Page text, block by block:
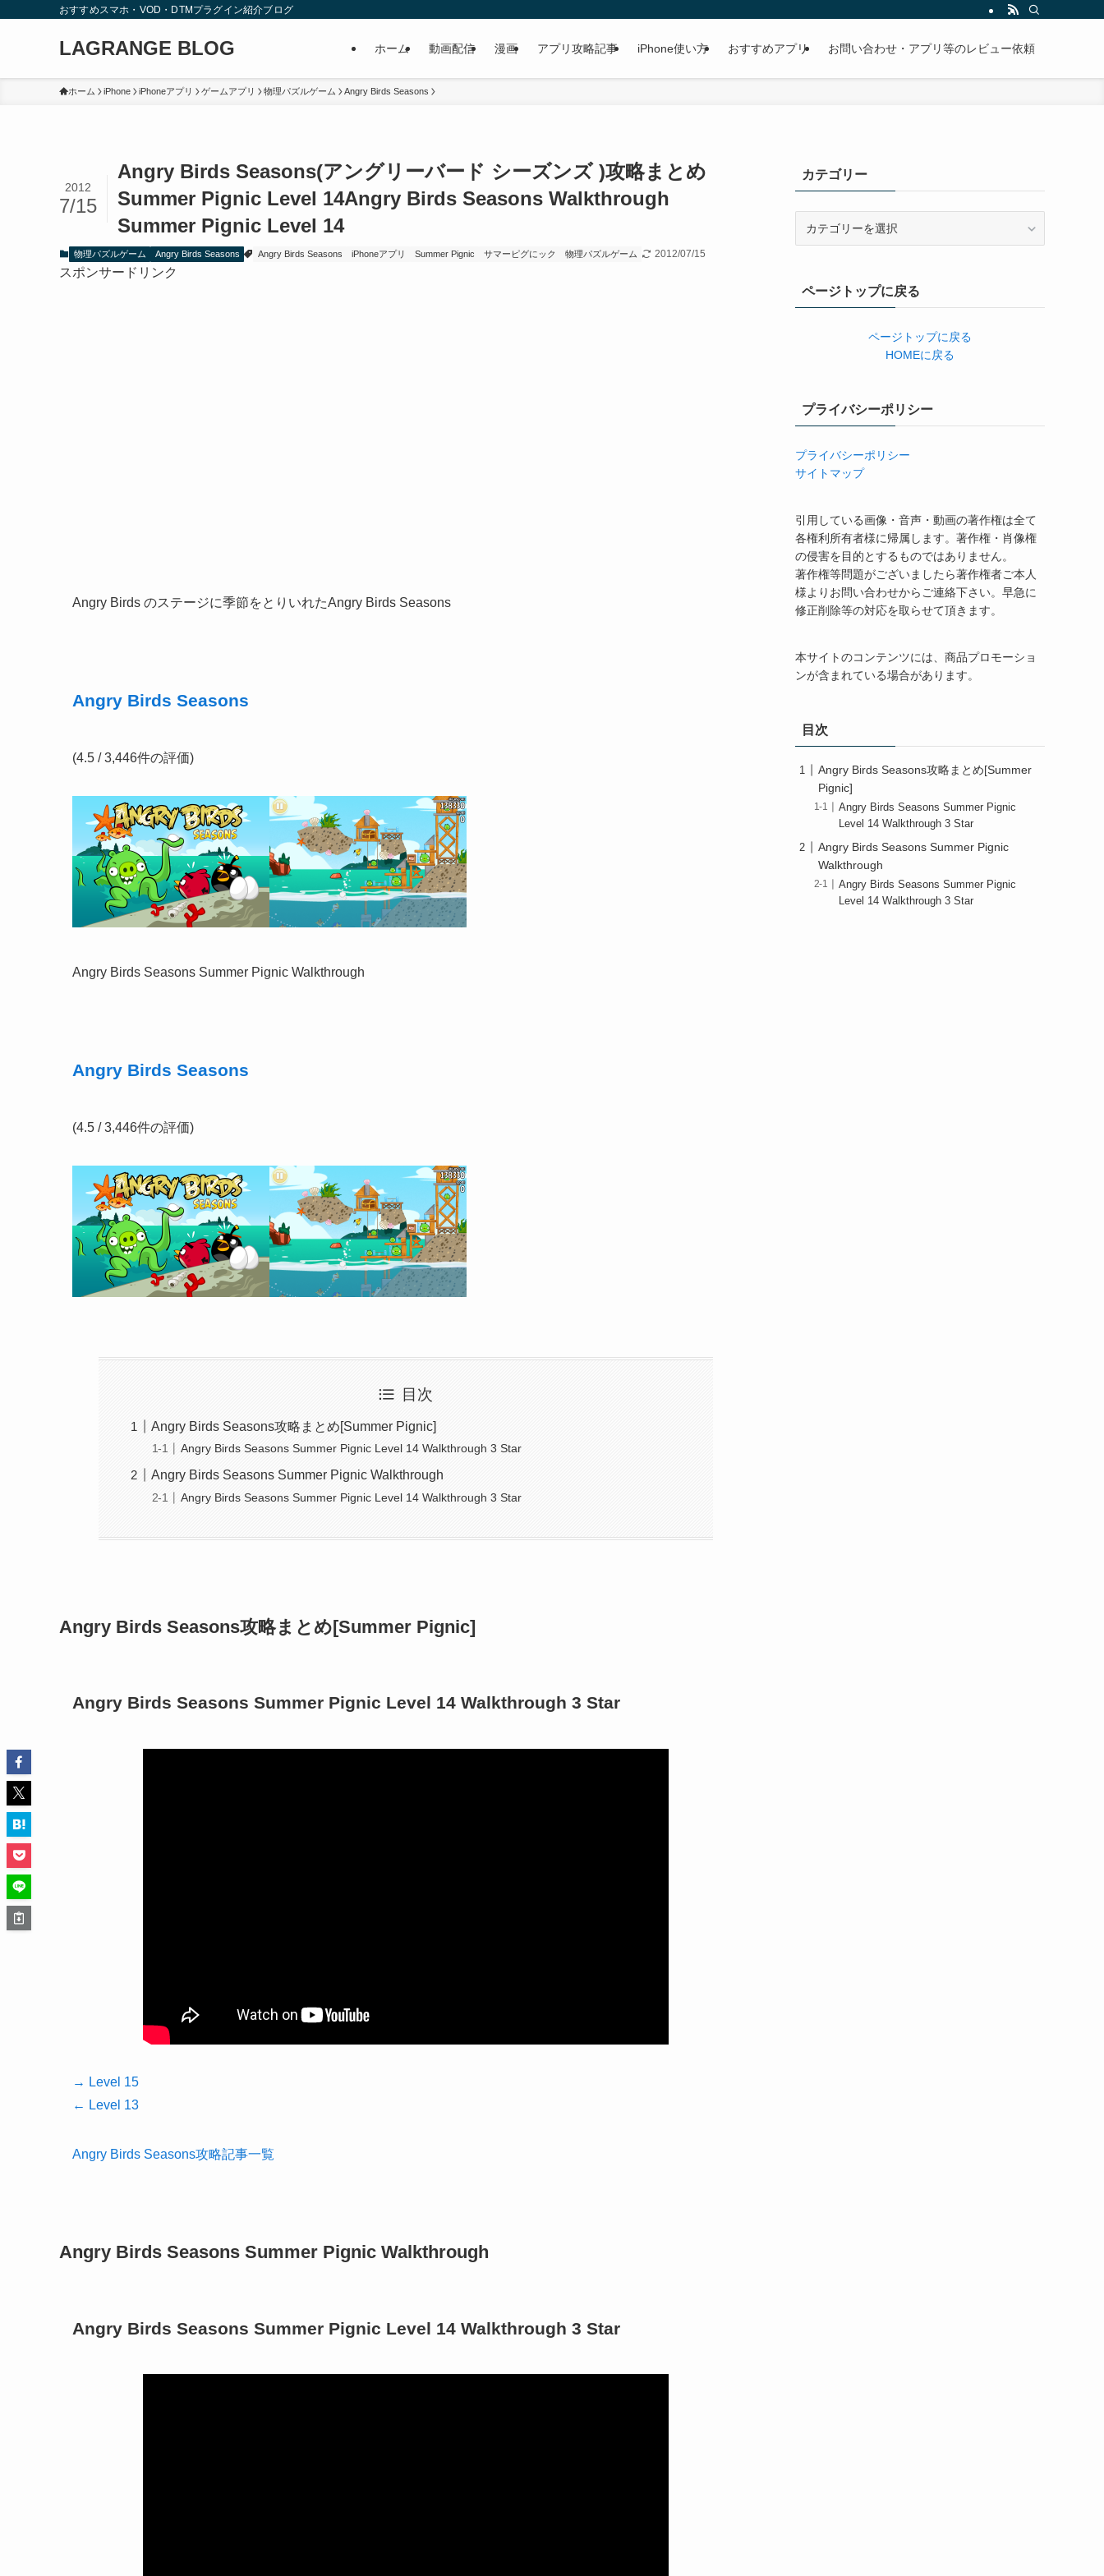
おすすめスマホ・VOD・DTMプラグイン紹介ブログ
LAGRANGE BLOG ホーム 動画配信 漫画 アプリ攻略記事 iPhone使い方 おすすめアプリ お問い合わせ・アプリ等のレビュー依頼
ホーム iPhone iPhoneアプリ ゲームアプリ 物理パズルゲーム Angry Birds Seasons
Angry Birds Seasons(アングリーバード シーズンズ )攻略まとめ
Summer Pignic Level 14Angry Birds Seasons Walkthrough
Summer Pignic Level 14
2012
7/15
物理パズルゲーム Angry Birds Seasons Angry Birds Seasons iPhoneアプリ Summer Pignic サマーピグにック 物理パズルゲーム 2012/07/15
スポンサードリンク
Angry Birds のステージに季節をとりいれたAngry Birds Seasons
Angry Birds Seasons
(4.5 / 3,446件の評価)
Angry Birds Seasons Summer Pignic Walkthrough
Angry Birds Seasons
(4.5 / 3,446件の評価)
目次
Angry Birds Seasons攻略まとめ[Summer Pignic]
Angry Birds Seasons Summer Pignic Level 14 Walkthrough 3 Star
Angry Birds Seasons Summer Pignic Walkthrough
Angry Birds Seasons Summer Pignic Level 14 Walkthrough 3 Star
Angry Birds Seasons攻略まとめ[Summer Pignic]
Angry Birds Seasons Summer Pignic Level 14 Walkthrough 3 Star
→ Level 15
← Level 13
Angry Birds Seasons攻略記事一覧
Angry Birds Seasons Summer Pignic Walkthrough
Angry Birds Seasons Summer Pignic Level 14 Walkthrough 3 Star
カテゴリー
ーページトップに戻る
ページトップに戻る
HOMEに戻る
プライバシーポリシー
プライバシーポリシー
サイトマップ
引用している画像・音声・動画の著作権は全て
各権利所有者様に帰属します。著作権・肖像権
の侵害を目的とするものではありません。
著作権等問題がございましたら著作権者ご本人
様よりお問い合わせからご連絡下さい。早急に
修正削除等の対応を取らせて頂きます。
本サイトのコンテンツには、商品プロモーショ
ンが含まれている場合があります。
目次
Angry Birds Seasons攻略まとめ[Summer
Pignic]
Angry Birds Seasons Summer Pignic
Level 14 Walkthrough 3 Star
Angry Birds Seasons Summer Pignic
Walkthrough
Angry Birds Seasons Summer Pignic
Level 14 Walkthrough 3 Star